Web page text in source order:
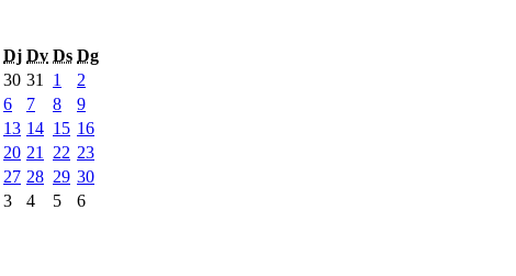
Dj Dv Ds Dg
30 31 1
2
6 7 8
9
13 14 15 16
20 21 22 23
27 28 29 30
3 4 5 6